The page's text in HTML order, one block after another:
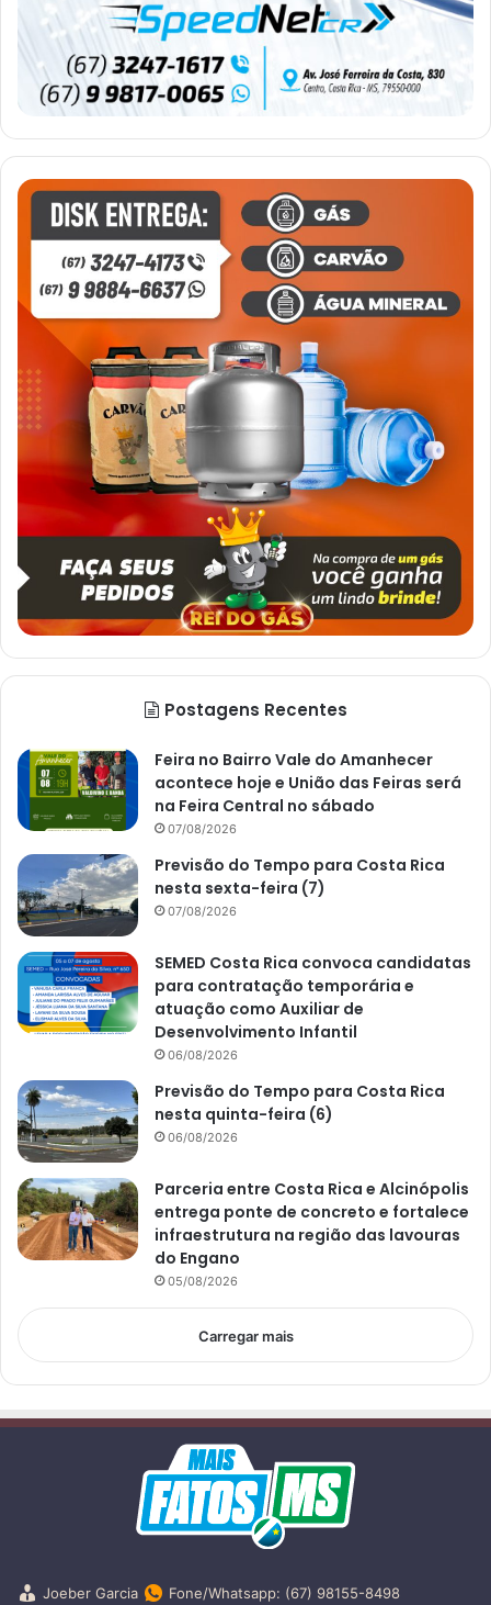
Postagens Recentes
Feira no Bairro Vale do Amanhecer
acontece hoje e União das Feiras será
na Feira Central no sábado
07/08/2026
Previsão do Tempo para Costa Rica
nesta sexta-feira (7)
07/08/2026
SEMED Costa Rica convoca candidatas
para contratação temporária e
atuação como Auxiliar de
Desenvolvimento Infantil
06/08/2026
Previsão do Tempo para Costa Rica
nesta quinta-feira (6)
06/08/2026
Parceria entre Costa Rica e Alcinópolis
entrega ponte de concreto e fortalece
infraestrutura na região das lavouras
do Engano
05/08/2026
Carregar mais
Joeber Garcia
Fone/Whatsapp: (67) 98155-8498